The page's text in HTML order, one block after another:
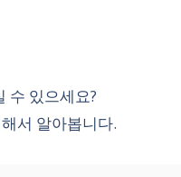
수 있으세요?
해서 알아봅니다.